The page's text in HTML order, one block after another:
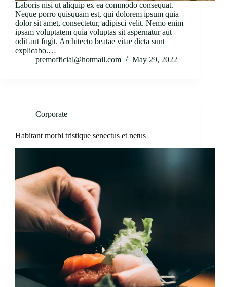
Laboris nisi ut aliquip ex ea commodo consequat.
Neque porro quisquam est, qui dolorem ipsum quia
dolor sit amet, consectetur, adipisci velit. Nemo enim
ipsam voluptatem quia voluptas sit aspernatur aut
odit aut fugit. Architecto beatae vitae dicta sunt
explicabo.…
premofficial@hotmail.com
May 29, 2022
Corporate
Habitant morbi tristique senectus et netus